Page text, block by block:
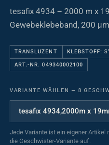
tesafix 4934 – 2000 m x
Gewebeklebeband, 200
TRANSLUZENT KLEBSTOFF:
ART.-NR. 049340002100
VARIANTE WÄHLEN — 8
Jede Variante ist ein eigener
die Geschwister-Variante auf.